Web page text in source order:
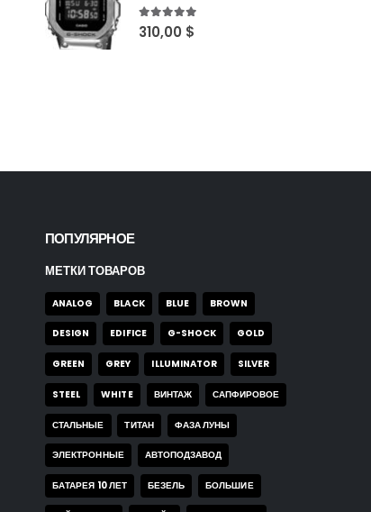
5out of 5
310,00 $
ПОПУЛЯРНОЕ
МЕТКИ ТОВАРОВ
ANALOG BLACK BLUE BROWN
DESIGN EDIFICE G-SHOCK GOLD
GREEN GREY ILLUMINATOR SILVER
STEEL WHITE ВИНТАЖ САПФИРОВОЕ
СТАЛЬНЫЕ ТИТАН ФАЗА ЛУНЫ
ЭЛЕКТРОННЫЕ АВТОПОДЗАВОД
БАТАРЕЯ 10 ЛЕТ БЕЗЕЛЬ БОЛЬШИЕ